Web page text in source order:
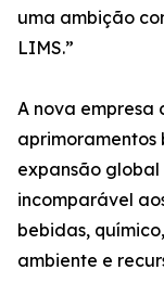
uma ambição
LIMS.”
A nova empresa
expansão
incomparável
bebidas,
ambiente e